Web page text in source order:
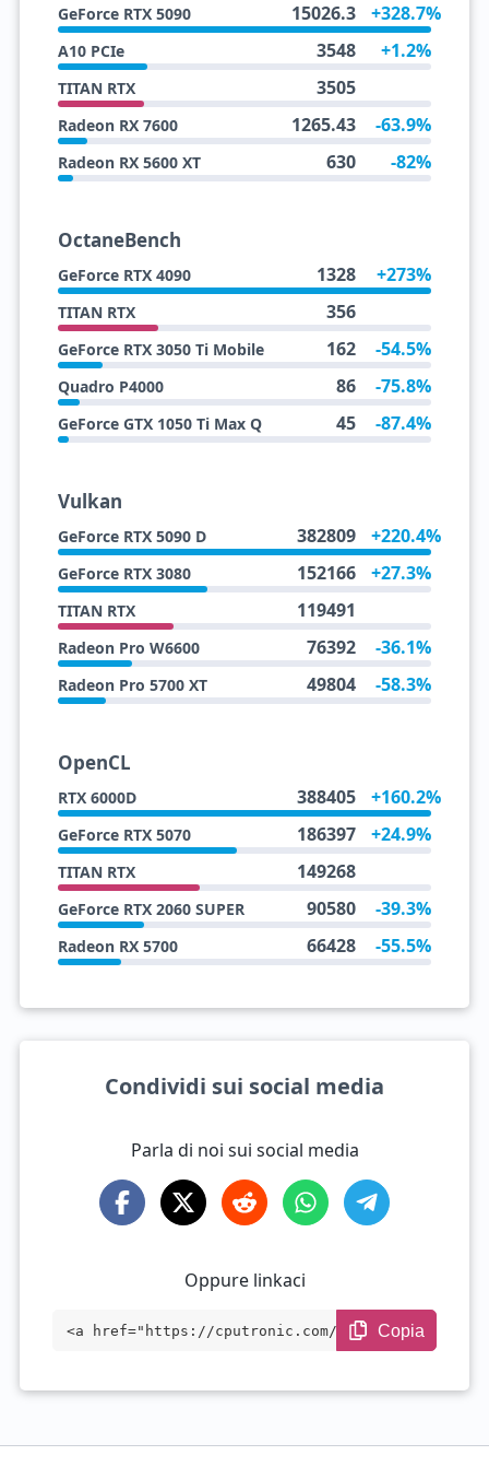
GeForce RTX 5090 15026.3 +328.7%
A10 PCIe 3548 +1.2%
TITAN RTX 3505
Radeon RX 7600 1265.43 -63.9%
Radeon RX 5600 XT 630 -82%
OctaneBench
GeForce RTX 4090 1328 +273%
TITAN RTX 356
GeForce RTX 3050 Ti Mobile 162 -54.5%
Quadro P4000 86 -75.8%
GeForce GTX 1050 Ti Max Q 45 -87.4%
Vulkan
GeForce RTX 5090 D 382809 +220.4%
GeForce RTX 3080 152166 +27.3%
TITAN RTX 119491
Radeon Pro W6600 76392 -36.1%
Radeon Pro 5700 XT 49804 -58.3%
OpenCL
RTX 6000D 388405 +160.2%
GeForce RTX 5070 186397 +24.9%
TITAN RTX 149268
GeForce RTX 2060 SUPER 90580 -39.3%
Radeon RX 5700 66428 -55.5%
Condividi sui social media
Parla di noi sui social media
Oppure linkaci
<a href="https://cputronic.com/it/gpu/nv
Copia